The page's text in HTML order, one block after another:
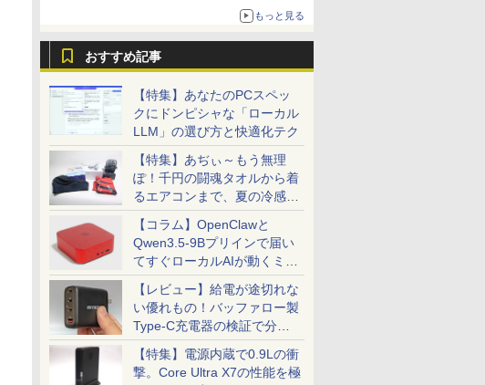
もっと見る
おすすめ記事
【特集】あなたのPCスペッ
クにドンピシャな「ローカル
LLM」の選び方と快適化テク
【特集】あぢぃ～もう無理
ぽ！千円の闘魂タオルから着
るエアコンまで、夏の冷感グ
ッズ一挙紹介
【コラム】OpenClawと
Qwen3.5-9Bプリインで届い
てすぐローカルAIが動くミニ
PC「SER9 Pro」
【レビュー】給電が途切れな
い優れもの！バッファロー製
Type-C充電器の検証で分か
ったこと
【特集】電源内蔵で0.9Lの衝
撃。Core Ultra X7の性能を極